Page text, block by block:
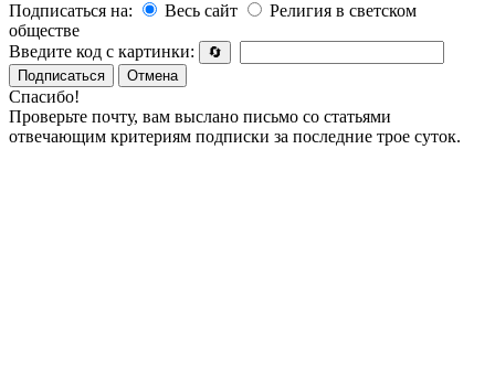
Подписаться на:
Весь сайт
Религия в светском
обществе
Введите код с картинки:
🔄
Подписаться
Отмена
Спасибо!
Проверьте почту, вам выслано письмо со статьями
отвечающим критериям подписки за последние трое суток.